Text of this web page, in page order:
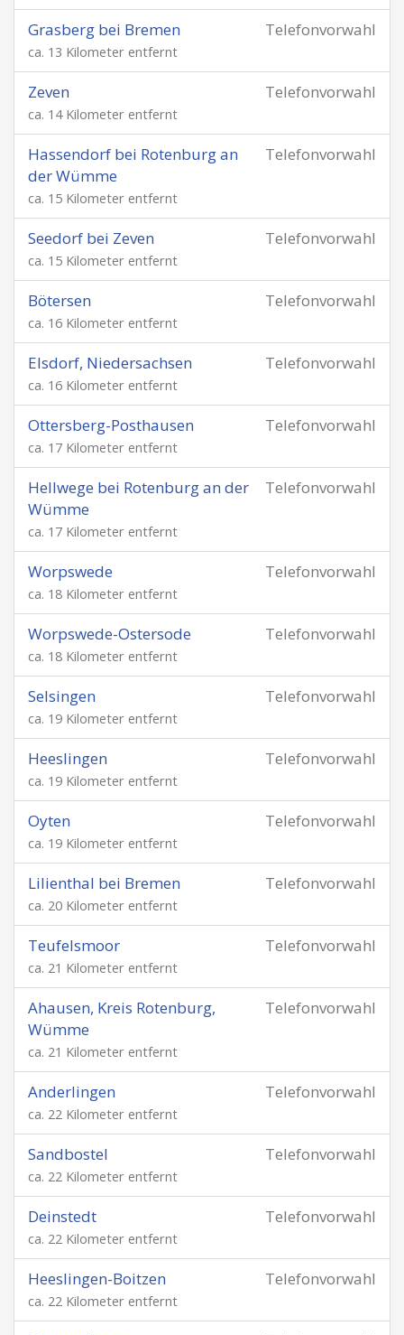
Telefonvorwahl
Grasberg bei Bremen
ca. 13 Kilometer entfernt
Telefonvorwahl
Zeven
ca. 14 Kilometer entfernt
Telefonvorwahl
Hassendorf bei Rotenburg an
der Wümme
ca. 15 Kilometer entfernt
Telefonvorwahl
Seedorf bei Zeven
ca. 15 Kilometer entfernt
Telefonvorwahl
Bötersen
ca. 16 Kilometer entfernt
Telefonvorwahl
Elsdorf, Niedersachsen
ca. 16 Kilometer entfernt
Telefonvorwahl
Ottersberg-Posthausen
ca. 17 Kilometer entfernt
Telefonvorwahl
Hellwege bei Rotenburg an der
Wümme
ca. 17 Kilometer entfernt
Telefonvorwahl
Worpswede
ca. 18 Kilometer entfernt
Telefonvorwahl
Worpswede-Ostersode
ca. 18 Kilometer entfernt
Telefonvorwahl
Selsingen
ca. 19 Kilometer entfernt
Telefonvorwahl
Heeslingen
ca. 19 Kilometer entfernt
Telefonvorwahl
Oyten
ca. 19 Kilometer entfernt
Telefonvorwahl
Lilienthal bei Bremen
ca. 20 Kilometer entfernt
Telefonvorwahl
Teufelsmoor
ca. 21 Kilometer entfernt
Telefonvorwahl
Ahausen, Kreis Rotenburg,
Wümme
ca. 21 Kilometer entfernt
Telefonvorwahl
Anderlingen
ca. 22 Kilometer entfernt
Telefonvorwahl
Sandbostel
ca. 22 Kilometer entfernt
Telefonvorwahl
Deinstedt
ca. 22 Kilometer entfernt
Telefonvorwahl
Heeslingen-Boitzen
ca. 22 Kilometer entfernt